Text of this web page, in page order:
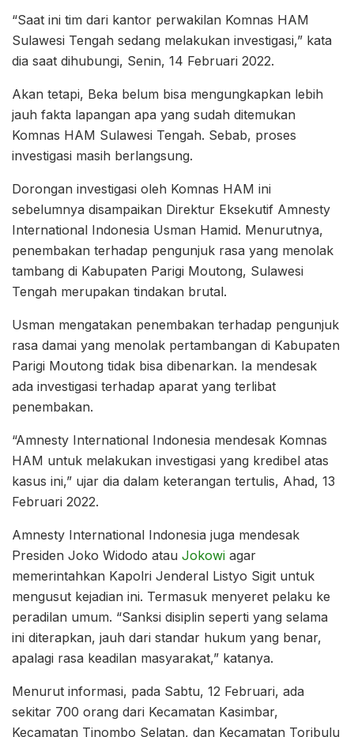
“Saat ini tim dari kantor perwakilan Komnas HAM
Sulawesi Tengah sedang melakukan investigasi,” kata
dia saat dihubungi, Senin, 14 Februari 2022.
Akan tetapi, Beka belum bisa mengungkapkan lebih
jauh fakta lapangan apa yang sudah ditemukan
Komnas HAM Sulawesi Tengah. Sebab, proses
investigasi masih berlangsung.
Dorongan investigasi oleh Komnas HAM ini
sebelumnya disampaikan Direktur Eksekutif Amnesty
International Indonesia Usman Hamid. Menurutnya,
penembakan terhadap pengunjuk rasa yang menolak
tambang di Kabupaten Parigi Moutong, Sulawesi
Tengah merupakan tindakan brutal.
Usman mengatakan penembakan terhadap pengunjuk
rasa damai yang menolak pertambangan di Kabupaten
Parigi Moutong tidak bisa dibenarkan. Ia mendesak
ada investigasi terhadap aparat yang terlibat
penembakan.
“Amnesty International Indonesia mendesak Komnas
HAM untuk melakukan investigasi yang kredibel atas
kasus ini,” ujar dia dalam keterangan tertulis, Ahad, 13
Februari 2022.
Amnesty International Indonesia juga mendesak
Presiden Joko Widodo atau Jokowi agar
memerintahkan Kapolri Jenderal Listyo Sigit untuk
mengusut kejadian ini. Termasuk menyeret pelaku ke
peradilan umum. “Sanksi disiplin seperti yang selama
ini diterapkan, jauh dari standar hukum yang benar,
apalagi rasa keadilan masyarakat,” katanya.
Menurut informasi, pada Sabtu, 12 Februari, ada
sekitar 700 orang dari Kecamatan Kasimbar,
Kecamatan Tinombo Selatan, dan Kecamatan Toribulu